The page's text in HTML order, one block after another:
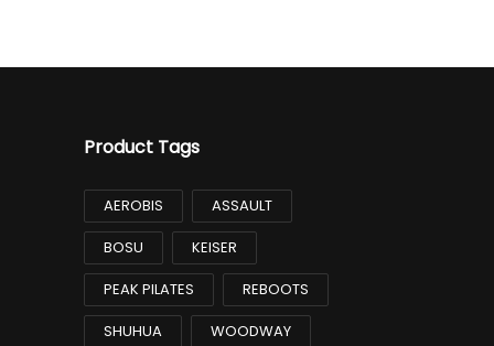
Product Tags
AEROBIS
ASSAULT
BOSU
KEISER
PEAK PILATES
REBOOTS
SHUHUA
WOODWAY